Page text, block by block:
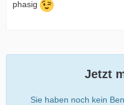
phasig
Jetzt
Sie haben noch kein